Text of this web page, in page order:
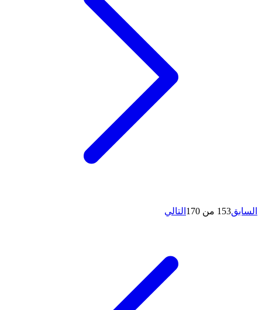
السابق153 من 170 التالي